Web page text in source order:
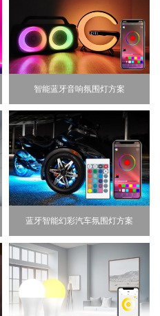
智能蓝牙音响氛围灯方案
蓝牙智能幻彩汽车氛围灯方案